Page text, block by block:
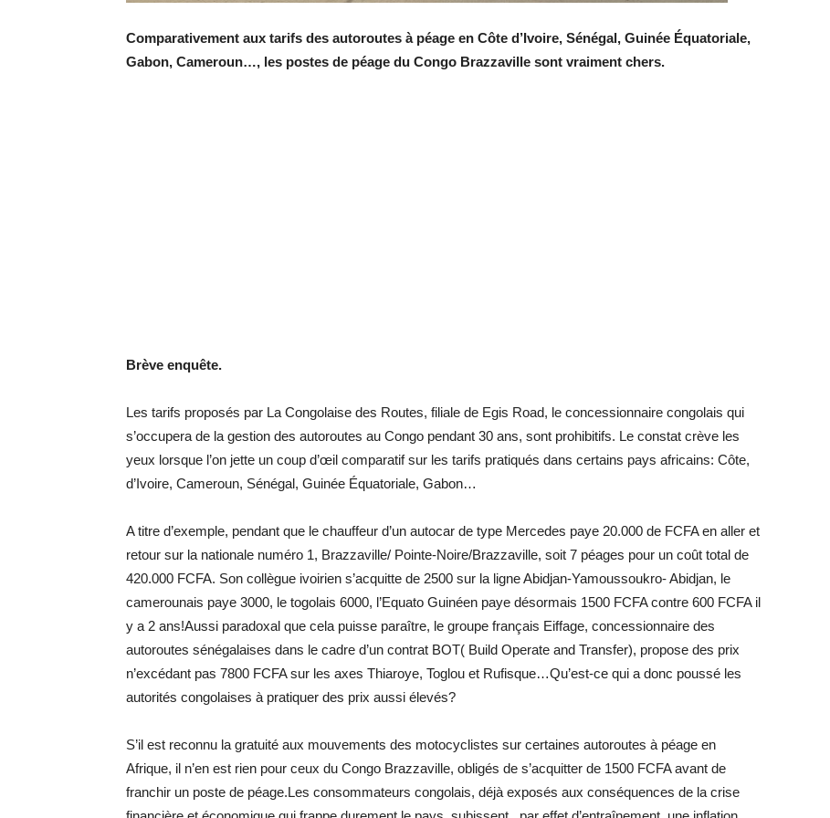
Comparativement aux tarifs des autoroutes à péage en Côte d’Ivoire, Sénégal, Guinée Équatoriale,
Gabon, Cameroun…, les postes de péage du Congo Brazzaville sont vraiment chers.
Brève enquête.
Les tarifs proposés par La Congolaise des Routes, filiale de Egis Road, le concessionnaire congolais qui
s’occupera de la gestion des autoroutes au Congo pendant 30 ans, sont prohibitifs. Le constat crève les
yeux lorsque l’on jette un coup d’œil comparatif sur les tarifs pratiqués dans certains pays africains: Côte,
d’Ivoire, Cameroun, Sénégal, Guinée Équatoriale, Gabon…
A titre d’exemple, pendant que le chauffeur d’un autocar de type Mercedes paye 20.000 de FCFA en aller et
retour sur la nationale numéro 1, Brazzaville/ Pointe-Noire/Brazzaville, soit 7 péages pour un coût total de
420.000 FCFA. Son collègue ivoirien s’acquitte de 2500 sur la ligne Abidjan-Yamoussoukro- Abidjan, le
camerounais paye 3000, le togolais 6000, l’Equato Guinéen paye désormais 1500 FCFA contre 600 FCFA il
y a 2 ans!Aussi paradoxal que cela puisse paraître, le groupe français Eiffage, concessionnaire des
autoroutes sénégalaises dans le cadre d’un contrat BOT( Build Operate and Transfer), propose des prix
n’excédant pas 7800 FCFA sur les axes Thiaroye, Toglou et Rufisque…Qu’est-ce qui a donc poussé les
autorités congolaises à pratiquer des prix aussi élevés?
S’il est reconnu la gratuité aux mouvements des motocyclistes sur certaines autoroutes à péage en
Afrique, il n’en est rien pour ceux du Congo Brazzaville, obligés de s’acquitter de 1500 FCFA avant de
franchir un poste de péage.Les consommateurs congolais, déjà exposés aux conséquences de la crise